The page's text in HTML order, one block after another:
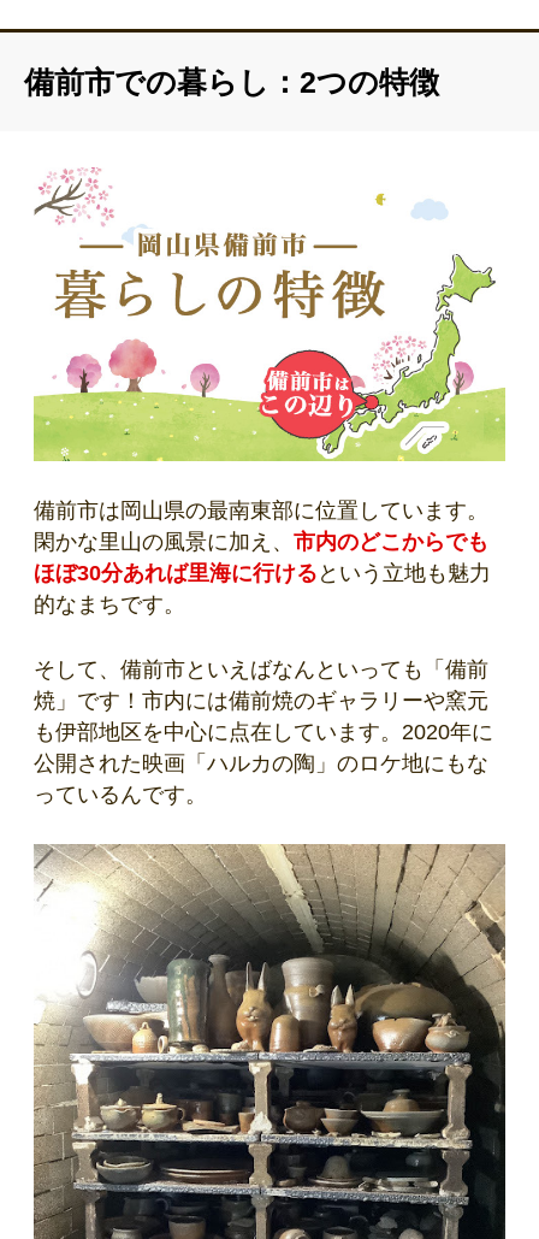
備前市での暮らし：2つの特徴
備前市は岡山県の最南東部に位置しています。
閑かな里山の風景に加え、 市内のどこからでも
ほぼ30分あれば里海に行ける という立地も魅力
的なまちです。
そして、備前市といえばなんといっても「備前
焼」です！市内には備前焼のギャラリーや窯元
も伊部地区を中心に点在しています。2020年に
公開された映画「ハルカの陶」のロケ地にもな
っているんです。